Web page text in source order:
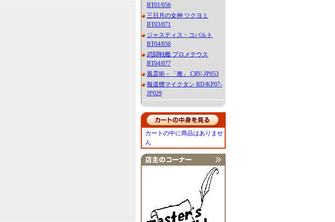
BT01/056
三日月の女神 ツクヨミ
BT03/071
ジャスティス・コバルト
BT04/056
武闘戦艦 プロメテウス
BT04/077
風霊術－「雅」 CRV-JP053
報道狸マイクタン RD/KP07-
JP029
カートの中に商品はありませ
ん